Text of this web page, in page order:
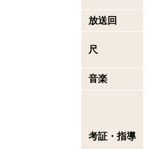
放送回
尺
音楽
考証・指導